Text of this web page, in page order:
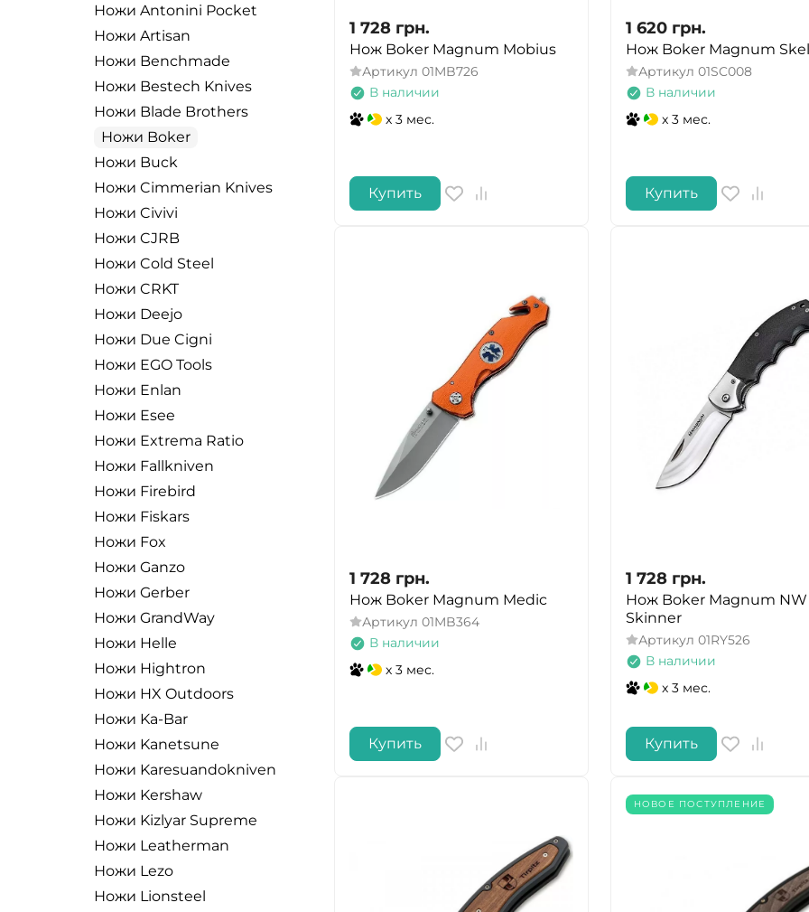
Ножи Antonini Pocket
Ножи Artisan
Ножи Benchmade
Ножи Bestech Knives
Ножи Blade Brothers
Ножи Boker
Ножи Buck
Ножи Cimmerian Knives
Ножи Civivi
Ножи CJRB
Ножи Cold Steel
Ножи CRKT
Ножи Deejo
Ножи Due Cigni
Ножи EGO Tools
Ножи Enlan
Ножи Esee
Ножи Extrema Ratio
Ножи Fallkniven
Ножи Firebird
Ножи Fiskars
Ножи Fox
Ножи Ganzo
Ножи Gerber
Ножи GrandWay
Ножи Helle
Ножи Hightron
Ножи HX Outdoors
Ножи Ka-Bar
Ножи Kanetsune
Ножи Karesuandokniven
Ножи Kershaw
Ножи Kizlyar Supreme
Ножи Leatherman
Ножи Lezo
Ножи Lionsteel
1 728 грн.
Нож Boker Magnum Mobius
Артикул 01MB726
В наличии
x 3 мес.
Купить
1 620 грн.
Нож Boker Magnum
Артикул 01SC008
В наличии
x 3 мес.
Купить
1 728 грн.
Нож Boker Magnum Medic
Артикул 01MB364
В наличии
x 3 мес.
Купить
1 728 грн.
Нож Boker Magnum NW
Skinner
Артикул 01RY526
В наличии
x 3 мес.
Купить
НОВОЕ ПОСТУПЛЕНИЕ